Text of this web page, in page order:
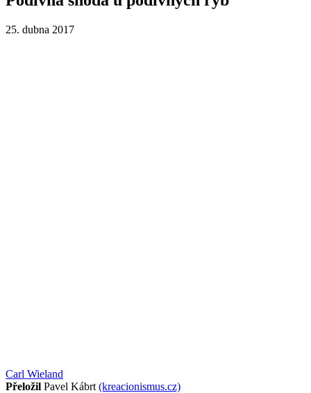
25. dubna 2017
Carl Wieland
Přeložil Pavel Kábrt (kreacionismus.cz)